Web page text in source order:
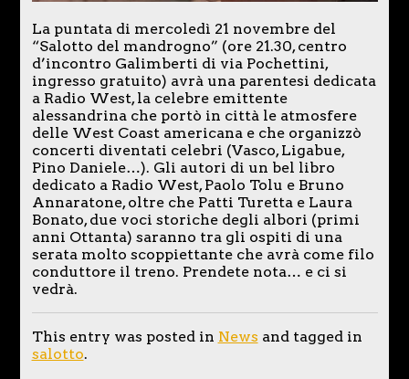
La puntata di mercoledì 21 novembre del
“Salotto del mandrogno” (ore 21.30, centro
d’incontro Galimberti di via Pochettini,
ingresso gratuito) avrà una parentesi dedicata
a Radio West, la celebre emittente
alessandrina che portò in città le atmosfere
delle West Coast americana e che organizzò
concerti diventati celebri (Vasco, Ligabue,
Pino Daniele…). Gli autori di un bel libro
dedicato a Radio West, Paolo Tolu e Bruno
Annaratone, oltre che Patti Turetta e Laura
Bonato, due voci storiche degli albori (primi
anni Ottanta) saranno tra gli ospiti di una
serata molto scoppiettante che avrà come filo
conduttore il treno. Prendete nota… e ci si
vedrà.
This entry was posted in News and tagged in
salotto.